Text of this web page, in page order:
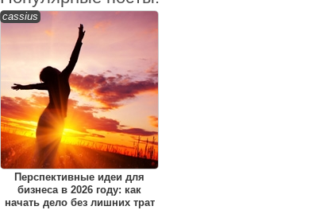
cassius
Перспективные идеи для
бизнеса в 2026 году: как
начать дело без лишних трат